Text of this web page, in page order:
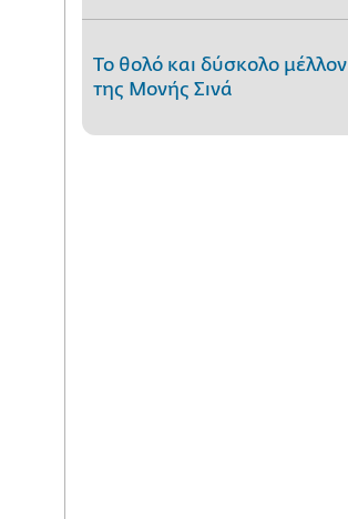
Το θολό και δύσκολο μέλλον
της Μονής Σινά